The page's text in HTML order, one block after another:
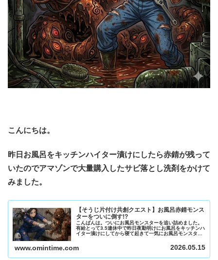
こんにちは。
昨日お風呂をキッチンハイター漬けにしたら赤錆が残って
いたのでアマゾンで大量購入したサビ落とし洗剤をかけて
みました。
【そうじ片付け共創クエスト】お風呂赤錆モンス
ターをついに倒す!?
こんばんは。ついにお風呂モンスターを追い詰めました。
有給とって3.5連休中で昨日夜勤明けにお風呂をキッチンハ
イター漬けにしてから寝て起きて一気にお風呂モンスター
www.omintime.com 2026.05.15